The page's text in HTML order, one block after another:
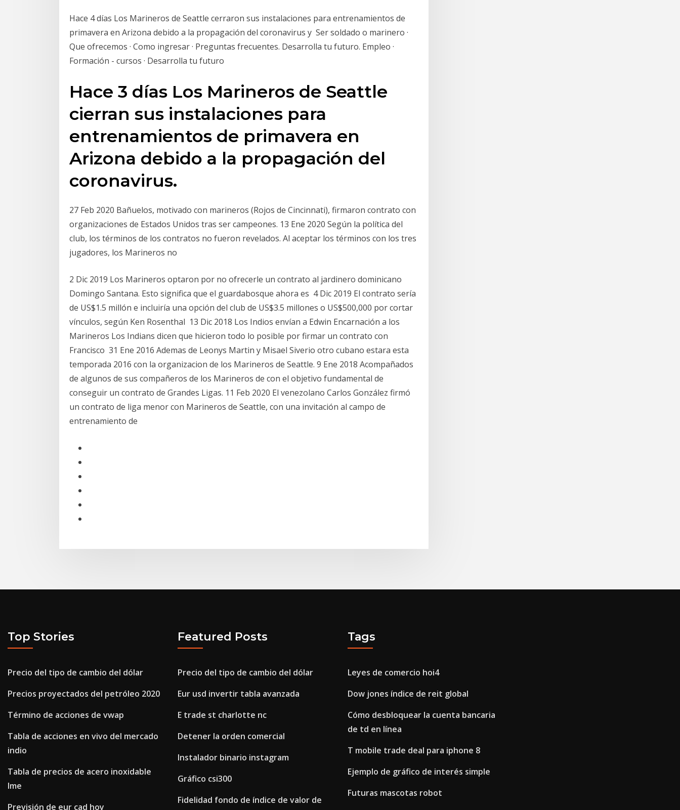
Hace 4 días Los Marineros de Seattle cerraron sus instalaciones para entrenamientos de
primavera en Arizona debido a la propagación del coronavirus y Ser soldado o marinero ·
Que ofrecemos · Como ingresar · Preguntas frecuentes. Desarrolla tu futuro. Empleo ·
Formación - cursos · Desarrolla tu futuro
Hace 3 días Los Marineros de Seattle
cierran sus instalaciones para
entrenamientos de primavera en
Arizona debido a la propagación del
coronavirus.
27 Feb 2020 Bañuelos, motivado con marineros (Rojos de Cincinnati), firmaron contrato con
organizaciones de Estados Unidos tras ser campeones. 13 Ene 2020 Según la política del
club, los términos de los contratos no fueron revelados. Al aceptar los términos con los tres
jugadores, los Marineros no
2 Dic 2019 Los Marineros optaron por no ofrecerle un contrato al jardinero dominicano
Domingo Santana. Esto significa que el guardabosque ahora es 4 Dic 2019 El contrato sería
de US$1.5 millón e incluiría una opción del club de US$3.5 millones o US$500,000 por cortar
vínculos, según Ken Rosenthal 13 Dic 2018 Los Indios envían a Edwin Encarnación a los
Marineros Los Indians dicen que hicieron todo lo posible por firmar un contrato con
Francisco 31 Ene 2016 Ademas de Leonys Martin y Misael Siverio otro cubano estara esta
temporada 2016 con la organizacion de los Marineros de Seattle. 9 Ene 2018 Acompañados
de algunos de sus compañeros de los Marineros de con el objetivo fundamental de
conseguir un contrato de Grandes Ligas. 11 Feb 2020 El venezolano Carlos González firmó
un contrato de liga menor con Marineros de Seattle, con una invitación al campo de
entrenamiento de
Top Stories
Precio del tipo de cambio del dólar
Precios proyectados del petróleo 2020
Término de acciones de vwap
Tabla de acciones en vivo del mercado
indio
Tabla de precios de acero inoxidable
lme
Previsión de eur cad hoy
Featured Posts
Precio del tipo de cambio del dólar
Eur usd invertir tabla avanzada
E trade st charlotte nc
Detener la orden comercial
Instalador binario instagram
Gráfico csi300
Fidelidad fondo de índice de valor de
Tags
Leyes de comercio hoi4
Dow jones índice de reit global
Cómo desbloquear la cuenta bancaria
de td en línea
T mobile trade deal para iphone 8
Ejemplo de gráfico de interés simple
Futuras mascotas robot